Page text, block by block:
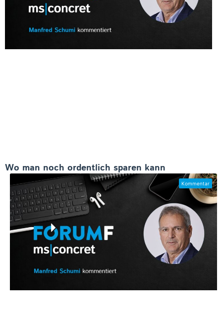
Wo man noch ordentlich sparen kann